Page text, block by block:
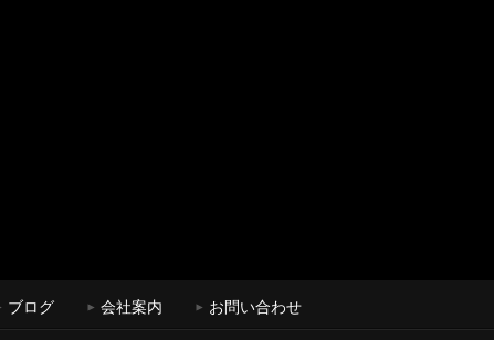
ブログ 会社案内 お問い合わせ